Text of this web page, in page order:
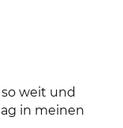
weit und
in meinen